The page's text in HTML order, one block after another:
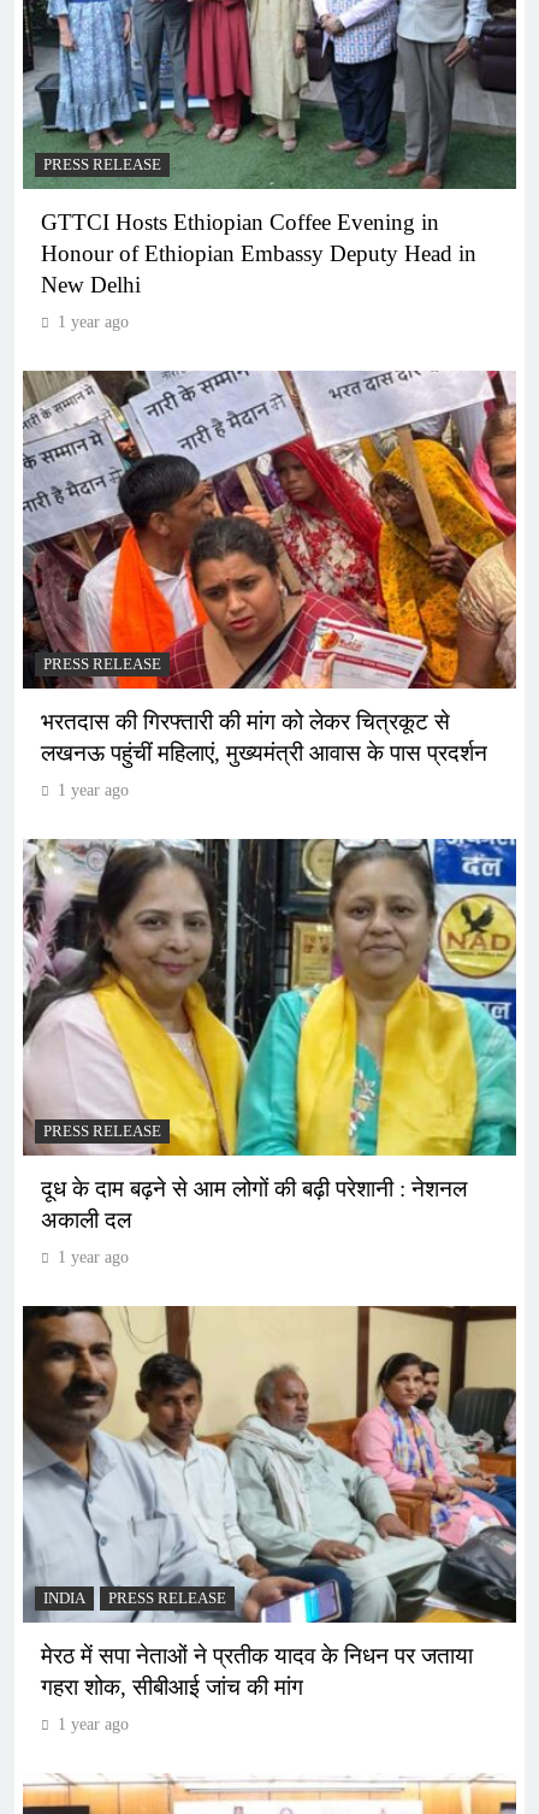
PRESS RELEASE
GTTCI Hosts Ethiopian Coffee Evening in
Honour of Ethiopian Embassy Deputy Head in
New Delhi
1 year ago
PRESS RELEASE
भरतदास की गिरफ्तारी की मांग को लेकर चित्रकूट से
लखनऊ पहुंचीं महिलाएं, मुख्यमंत्री आवास के पास प्रदर्शन
1 year ago
PRESS RELEASE
दूध के दाम बढ़ने से आम लोगों की बढ़ी परेशानी : नेशनल
अकाली दल
1 year ago
INDIA PRESS RELEASE
मेरठ में सपा नेताओं ने प्रतीक यादव के निधन पर जताया
गहरा शोक, सीबीआई जांच की मांग
1 year ago